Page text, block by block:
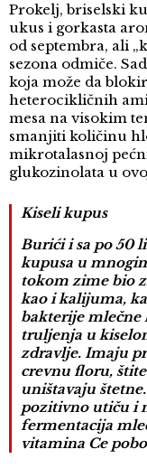
Prokelj, briselski
ukus i gorkasta
od septembra, ali
sezona odmiče.
koja može da
heterocikličnih
mesa na visokim
smanjiti količinu
mikrotalasnoj
glukozinolata u
Kiseli kupus
Burići i sa po 50
kupusa u
tokom zime bio
kao i kalijuma,
bakterije mlečne
truljenja u
zdravlje. Imaju
crevnu floru,
uništavaju
pozitivno utiču i
fermentacija
vitamina Ce